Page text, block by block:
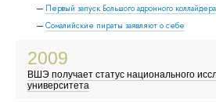
Первый запуск Большого адронного коллайдера
Сомалийские пираты заявляют о себе
2009
ВШЭ получает статус национального
университета